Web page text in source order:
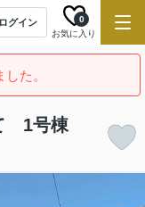
ログイン
お気に入り
0
た。
1号棟